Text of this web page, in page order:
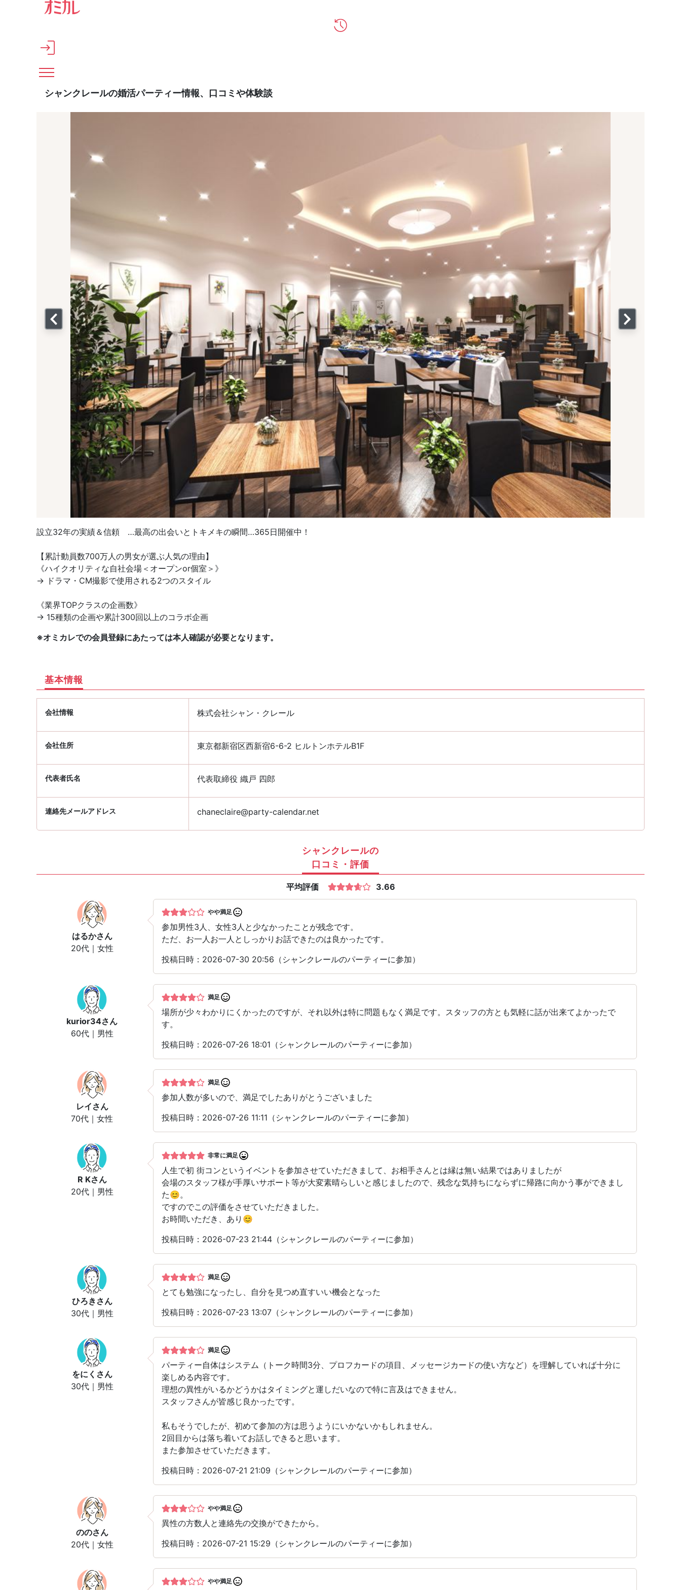
メインコンテンツへスキップ
シャンクレールの婚活パーティー情報、口コミや体験談
設立32年の実績＆信頼 …最高の出会いとトキメキの瞬間…365日開催中！
【累計動員数700万人の男女が選ぶ人気の理由】
《ハイクオリティな自社会場＜オープンor個室＞》
→ ドラマ・CM撮影で使用される2つのスタイル
《業界TOPクラスの企画数》
→ 15種類の企画や累計300回以上のコラボ企画
※オミカレでの会員登録にあたっては本人確認が必要となります。
基本情報
会社情報 株式会社シャン・クレール
会社住所 東京都新宿区西新宿6-6-2 ヒルトンホテルB1F
代表者氏名 代表取締役 織戸 四郎
連絡先メールアドレス chaneclaire@party-calendar.net
シャンクレールの
口コミ・評価
平均評価 3.66
はるかさん
20代｜女性
やや満足
参加男性3人、女性3人と少なかったことが残念です。
ただ、お一人お一人としっかりお話できたのは良かったです。
投稿日時：2026-07-30 20:56（シャンクレールのパーティーに参加）
kurior34さん
60代｜男性
満足
場所が少々わかりにくかったのですが、それ以外は特に問題もなく満足です。スタッフの方とも気軽に話が出来てよかったで
す。
投稿日時：2026-07-26 18:01（シャンクレールのパーティーに参加）
レイ さん
70代｜女性
満足
参加人数が多いので、満足でしたありがとうございました
投稿日時：2026-07-26 11:11（シャンクレールのパーティーに参加）
R Kさん
20代｜男性
非常に満足
人生で初 街コンというイベントを参加させていただきまして、お相手さんとは縁は無い結果ではありましたが
会場のスタッフ様が手厚いサポート等が大変素晴らしいと感じましたので、残念な気持ちにならずに帰路に向かう事ができまし
た😊。
ですのでこの評価をさせていただきました。
お時間いただき、あり😊
投稿日時：2026-07-23 21:44（シャンクレールのパーティーに参加）
ひろき さん
30代｜男性
満足
とても勉強になったし、自分を見つめ直すいい機会となった
投稿日時：2026-07-23 13:07（シャンクレールのパーティーに参加）
をにく さん
30代｜男性
満足
パーティー自体はシステム（トーク時間3分、プロフカードの項目、メッセージカードの使い方など）を理解していれば十分に
楽しめる内容です。
理想の異性がいるかどうかはタイミングと運しだいなので特に言及はできません。
スタッフさんが皆感じ良かったです。
私もそうでしたが、初めて参加の方は思うようにいかないかもしれません。
2回目からは落ち着いてお話しできると思います。
また参加させていただきます。
投稿日時：2026-07-21 21:09（シャンクレールのパーティーに参加）
ののさん
20代｜女性
やや満足
異性の方数人と連絡先の交換ができたから。
投稿日時：2026-07-21 15:29（シャンクレールのパーティーに参加）
やや満足